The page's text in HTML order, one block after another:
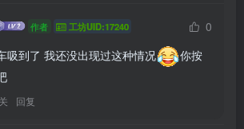
作者 工坊UID:17240
0
吸到了 我还没出现过这种情况
你按
回复